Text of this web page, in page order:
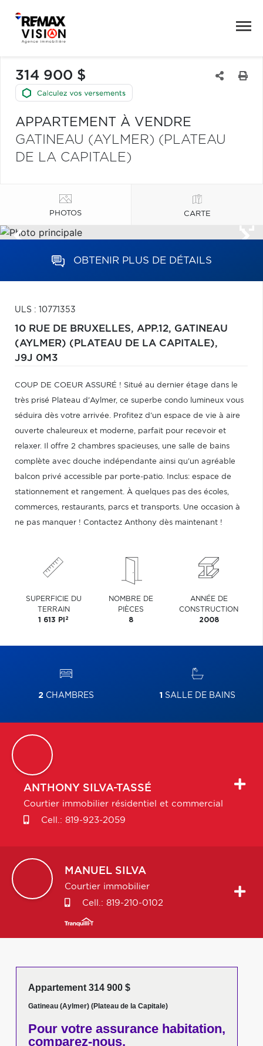
314 900 $
APPARTEMENT À VENDRE
GATINEAU (AYLMER) (PLATEAU
DE LA CAPITALE)
PHOTOS CARTE
OBTENIR PLUS DE DÉTAILS
ULS : 10771353
10 RUE DE BRUXELLES, APP.12, GATINEAU
(AYLMER) (PLATEAU DE LA CAPITALE),
J9J 0M3
COUP DE COEUR ASSURÉ ! Situé au dernier étage dans le
très prisé Plateau d'Aylmer, ce superbe condo lumineux vous
séduira dès votre arrivée. Profitez d'un espace de vie à aire
ouverte chaleureux et moderne, parfait pour recevoir et
relaxer. Il offre 2 chambres spacieuses, une salle de bains
complète avec douche indépendante ainsi qu'un agréable
balcon privé accessible par porte-patio. Inclus: espace de
stationnement et rangement. À quelques pas des écoles,
commerces, restaurants, parcs et transports. Une occasion à
ne pas manquer ! Contactez Anthony dès maintenant !
SUPERFICIE DU
TERRAIN
1 613 PI 2
NOMBRE DE
PIÈCES
8
ANNÉE DE
CONSTRUCTION
2008
2CHAMBRES 1 SALLE DE BAINS
ANTHONY SILVA-TASSÉ
Courtier immobilier résidentiel et commercial
Cell.: 819-923-2059
MANUEL SILVA
Courtier immobilier
Cell.: 819-210-0102
Appartement 314 900 $
Gatineau (Aylmer) (Plateau de la Capitale)
Pour votreassurance habitation,
comparez-nous,